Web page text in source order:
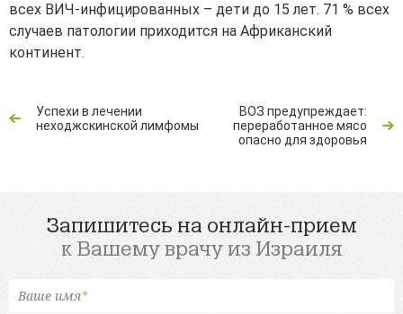
всех ВИЧ-инфицированных – дети до 15 лет. 71 % всех
случаев патологии приходится на Африканский
континент.
Успехи в лечении
неходжскинской лимфомы
ВОЗ предупреждает:
переработанное мясо
опасно для здоровья
Запишитесь на онлайн-прием
к Вашему врачу из Израиля
Ваше имя*